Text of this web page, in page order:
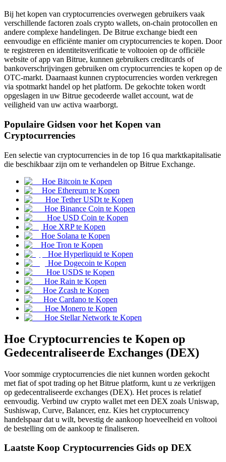
COIN-M-futures
Cryptocurrency-futures
TradFi
USDC-futures
Futures met USDC als onderpand
Kopiëren Handel
Sluit je aan bij top traders
Bij het kopen van cryptocurrencies overwegen gebruikers vaak
verschillende factoren zoals crypto wallets, on-chain protocollen en
andere complexe handelingen. De Bitrue exchange biedt een
eenvoudige en efficiënte manier om cryptocurrencies te kopen. Door
te registreren en identiteitsverificatie te voltooien op de officiële
website of app van Bitrue, kunnen gebruikers creditcards of
bankoverschrijvingen gebruiken om cryptocurrencies te kopen op de
OTC-markt. Daarnaast kunnen cryptocurrencies worden verkregen
via spotmarkt handel op het platform. De gekochte token wordt
opgeslagen in uw Bitrue gecodeerde wallet account, wat de
veiligheid van uw activa waarborgt.
Populaire Gidsen voor het Kopen van
Cryptocurrencies
Een selectie van cryptocurrencies in de top 16 qua marktkapitalisatie
die beschikbaar zijn om te verhandelen op Bitrue Exchange.
Hoe Bitcoin te Kopen
Hoe Ethereum te Kopen
Hoe Tether USDt te Kopen
Hoe Binance Coin te Kopen
Hoe USD Coin te Kopen
Hoe XRP te Kopen
Hoe Solana te Kopen
Hoe Tron te Kopen
Hoe Hyperliquid te Kopen
Hoe Dogecoin te Kopen
Hoe USDS te Kopen
Hoe Rain te Kopen
Hoe Zcash te Kopen
Hoe Cardano te Kopen
Hoe Monero te Kopen
Hoe Stellar Network te Kopen
Hoe Cryptocurrencies te Kopen op
Gedecentraliseerde Exchanges (DEX)
Voor sommige cryptocurrencies die niet kunnen worden gekocht
met fiat of spot trading op het Bitrue platform, kunt u ze verkrijgen
op gedecentraliseerde exchanges (DEX). Het proces is relatief
eenvoudig. Verbind uw crypto wallet met een DEX zoals Uniswap,
Sushiswap, Curve, Balancer, enz. Kies het cryptocurrency
handelspaar dat u wilt, bevestig de aankoop hoeveelheid en voltooi
de bestelling om de aankoop te finaliseren.
Laatste Koop Cryptocurrencies Gids op DEX